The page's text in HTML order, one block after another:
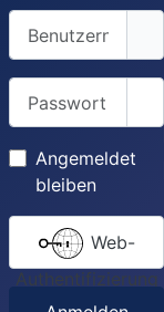
Benutzername
Angemeldet
bleiben
Authentifizierung